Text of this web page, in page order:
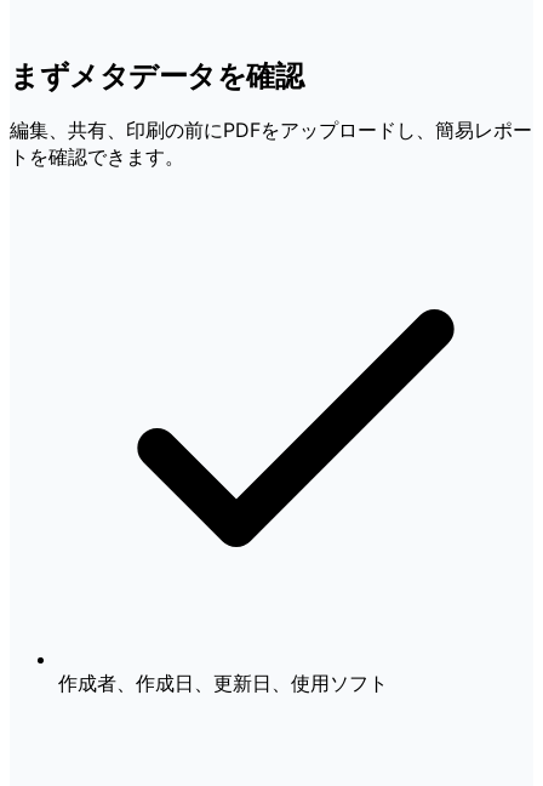
まずメタデータを確認
編集、共有、印刷の前にPDFをアップロードし、簡易レポー
トを確認できます。
作成者、作成日、更新日、使用ソフト